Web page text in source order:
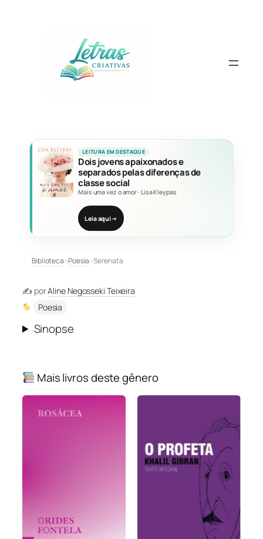
LEITURA EM DESTAQUE
Dois jovens apaixonados e
separados pelas diferenças de
classe social
Mais uma vez o amor· Lisa Kleypas
Leia aqui→
Biblioteca›Poesia›Serenata
✍️ porAline Negosseki Teixeira
Poesia
Sinopse
Mais livros deste gênero